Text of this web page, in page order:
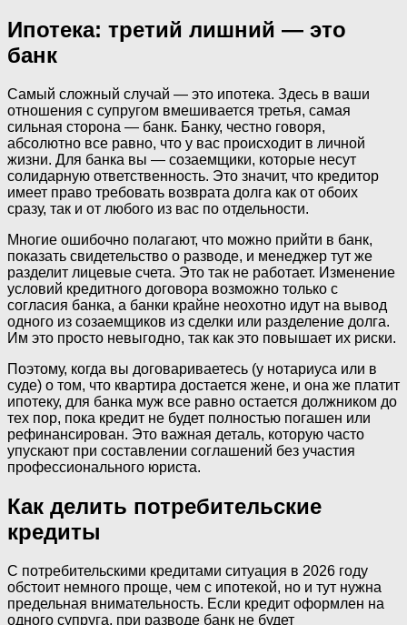
Ипотека: третий лишний — это
банк
Самый сложный случай — это ипотека. Здесь в ваши
отношения с супругом вмешивается третья, самая
сильная сторона — банк. Банку, честно говоря,
абсолютно все равно, что у вас происходит в личной
жизни. Для банка вы — созаемщики, которые несут
солидарную ответственность. Это значит, что кредитор
имеет право требовать возврата долга как от обоих
сразу, так и от любого из вас по отдельности.
Многие ошибочно полагают, что можно прийти в банк,
показать свидетельство о разводе, и менеджер тут же
разделит лицевые счета. Это так не работает. Изменение
условий кредитного договора возможно только с
согласия банка, а банки крайне неохотно идут на вывод
одного из созаемщиков из сделки или разделение долга.
Им это просто невыгодно, так как это повышает их риски.
Поэтому, когда вы договариваетесь (у нотариуса или в
суде) о том, что квартира достается жене, и она же платит
ипотеку, для банка муж все равно остается должником до
тех пор, пока кредит не будет полностью погашен или
рефинансирован. Это важная деталь, которую часто
упускают при составлении соглашений без участия
профессионального юриста.
Как делить потребительские
кредиты
С потребительскими кредитами ситуация в 2026 году
обстоит немного проще, чем с ипотекой, но и тут нужна
предельная внимательность. Если кредит оформлен на
одного супруга, при разводе банк не будет